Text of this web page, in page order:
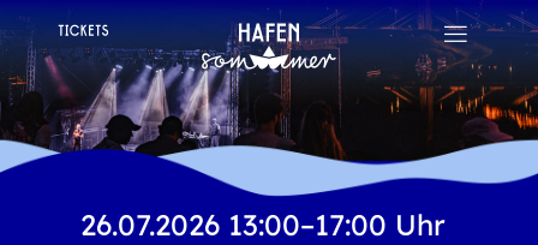
26.07.2026 13:00–17:00 Uhr